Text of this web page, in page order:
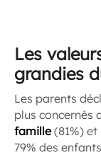
Les
grandies
Les parents
plus concernés
famille(81%) et
79% des